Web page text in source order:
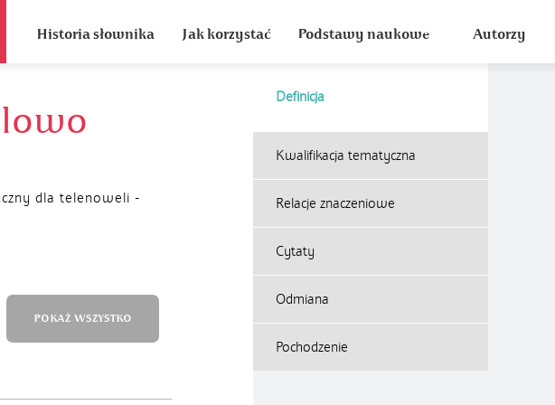
Historia słownika Jak korzystać Podstawy naukowe Autorzy
Definicja
dla telenoweli -
Kwalifikacja tematyczna
Relacje znaczeniowe
Cytaty
Odmiana
Pochodzenie
POKAŻ WSZYSTKO